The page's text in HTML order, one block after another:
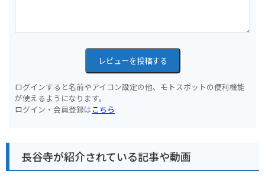
レビューを投稿する
ログインすると名前やアイコン設定の他、モトスポットの便利機能
が使えるようになります。
ログイン・会員登録はこちら
長谷寺が紹介されている記事や動画